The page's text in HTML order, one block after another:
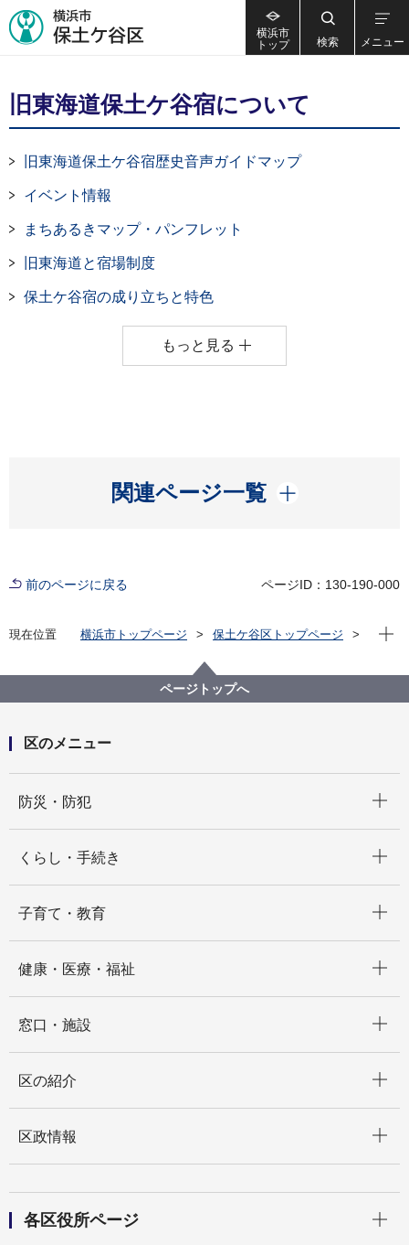
横浜市
トップ
検索 メニュー
旧東海道保土ケ谷宿について
旧東海道保土ケ谷宿歴史音声ガイドマップ
イベント情報
まちあるきマップ・パンフレット
旧東海道と宿場制度
保土ケ谷宿の成り立ちと特色
もっと見る
関連ページ一覧
開く
前のページに戻る ページID：130-190-000
現在位置 横浜市トップページ
保土ケ谷区トップページ
旧東海道保土ケ谷宿について
現在
ページトップへ
区のメニュー
防災・防犯
くらし・手続き
子育て・教育
健康・医療・福祉
窓口・施設
区の紹介
区政情報
各区役所ページ